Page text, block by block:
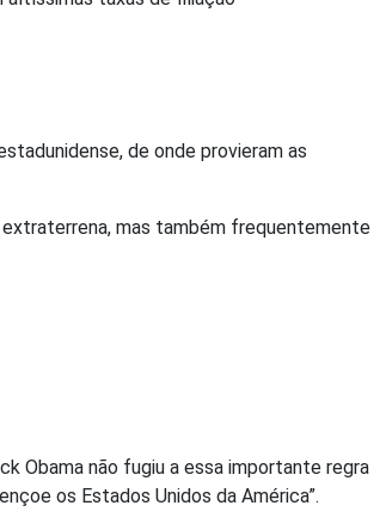
de onde provieram as
extraterrena, mas também frequentemente
Obama não fugiu a essa importante regra
os Estados Unidos da América”.